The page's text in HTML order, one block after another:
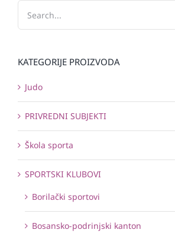
KATEGORIJE PROIZVODA
Judo
PRIVREDNI SUBJEKTI
Škola sporta
SPORTSKI KLUBOVI
Borilački sportovi
Bosansko-podrinjski kanton